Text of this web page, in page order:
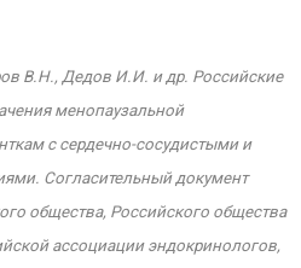
В.Н., Дедов И.И. и др. Российские
менопаузальной
с сердечно-сосудистыми и
Согласительный документ
общества, Российского общества
ассоциации эндокринологов,